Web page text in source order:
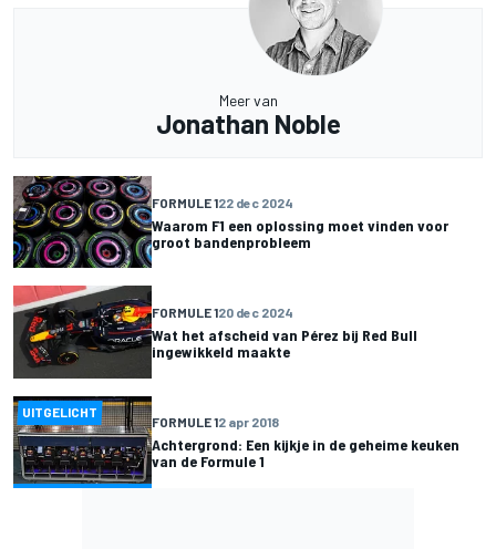
Meer van
Jonathan Noble
FORMULE 122 dec 2024
Waarom F1 een oplossing moet vinden voor
groot bandenprobleem
FORMULE 120 dec 2024
Wat het afscheid van Pérez bij Red Bull
ingewikkeld maakte
UITGELICHT
FORMULE 12 apr 2018
Achtergrond: Een kijkje in de geheime keuken
van de Formule 1